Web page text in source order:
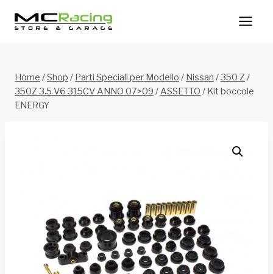
Home /Shop / Parti Speciali per Modello / Nissan /350 Z/
350Z 3.5 V6 315CV ANNO 07>09 /ASSETTO / Kit boccole
ENERGY